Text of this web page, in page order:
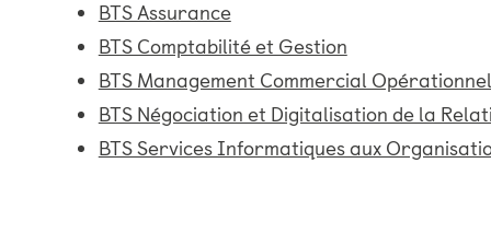
BTS Assurance
BTS Comptabilité et Gestion
BTS Management Commercial Opérationnel
BTS Négociation et Digitalisation de la
BTS Services Informatiques aux